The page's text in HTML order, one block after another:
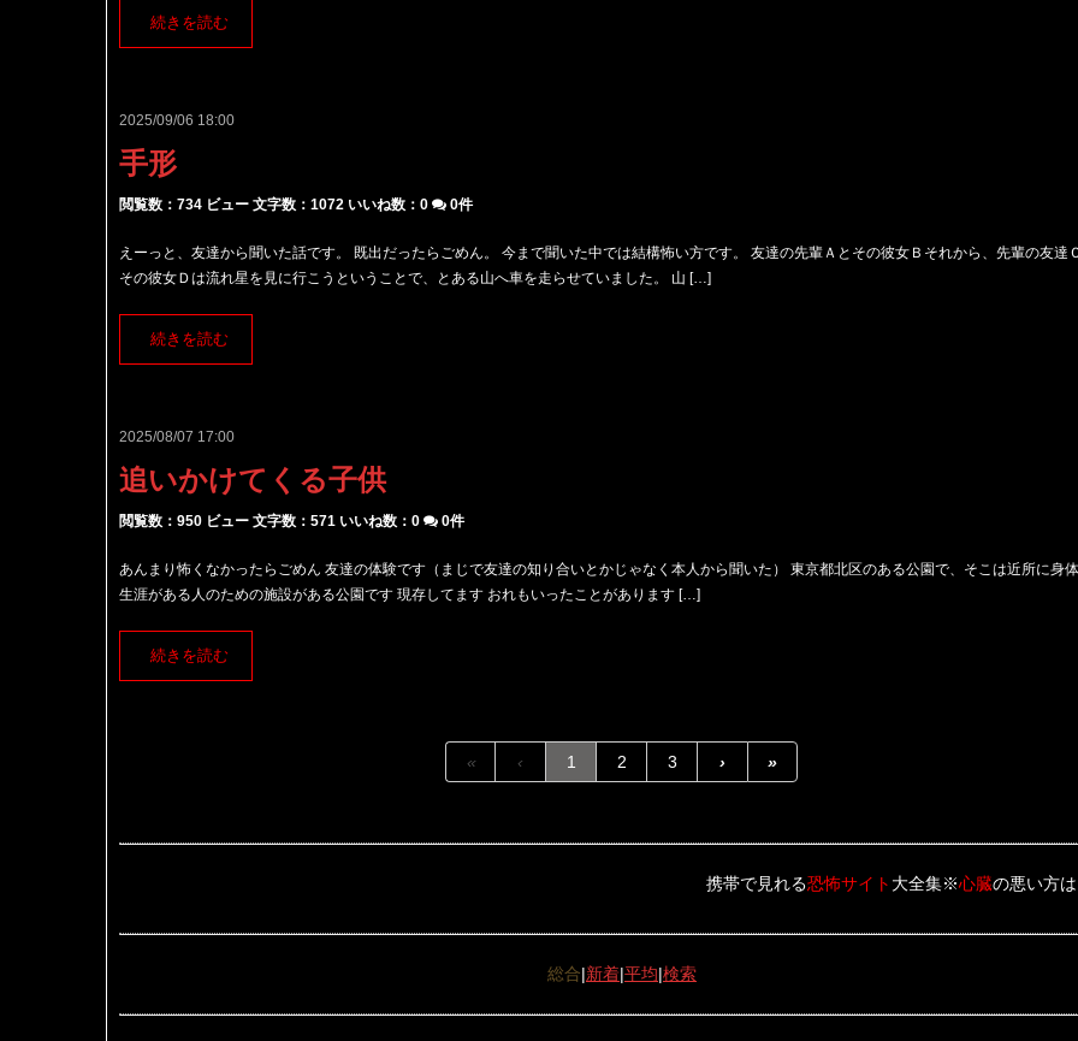
続きを読む
2025/09/06 18:00
手形
閲覧数：734 ビュー 文字数：1072 いいね数： 0 0件
えーっと、友達から聞いた話です。 既出だったらごめん。 今まで聞いた中では結構怖い方です。 友達の先輩Ａとその彼女Ｂそれから、先輩の友達
その彼女Ｄは流れ星を見に行こうということで、とある山へ車を走らせていました。 山 […]
続きを読む
2025/08/07 17:00
追いかけてくる子供
閲覧数：950 ビュー 文字数：571 いいね数： 0 0件
あんまり怖くなかったらごめん 友達の体験です（まじで友達の知り合いとかじゃなく本人から聞いた） 東京都北区のある公園で、そこは近所に身
生涯がある人のための施設がある公園です 現存してます おれもいったことがあります […]
続きを読む
« ‹ 1 2 3 › »
携帯で見れる恐怖サイト大全集※心臓の悪い方はご遠慮下
総合|新着|平均|検索